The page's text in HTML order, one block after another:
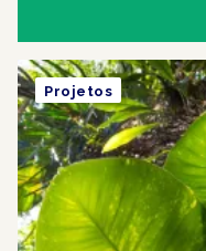
Projetos